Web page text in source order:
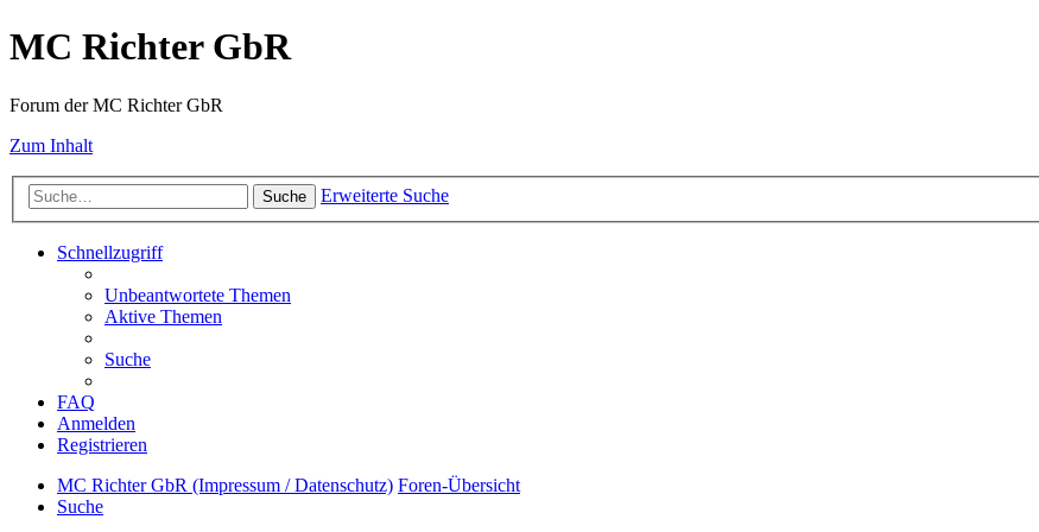
MC Richter GbR
Forum der MC Richter GbR
Zum Inhalt
Suche Erweiterte Suche
Schnellzugriff
Unbeantwortete Themen
Aktive Themen
Suche
FAQ
Anmelden
Registrieren
MC Richter GbR (Impressum / Datenschutz) Foren-Übersicht
Suche